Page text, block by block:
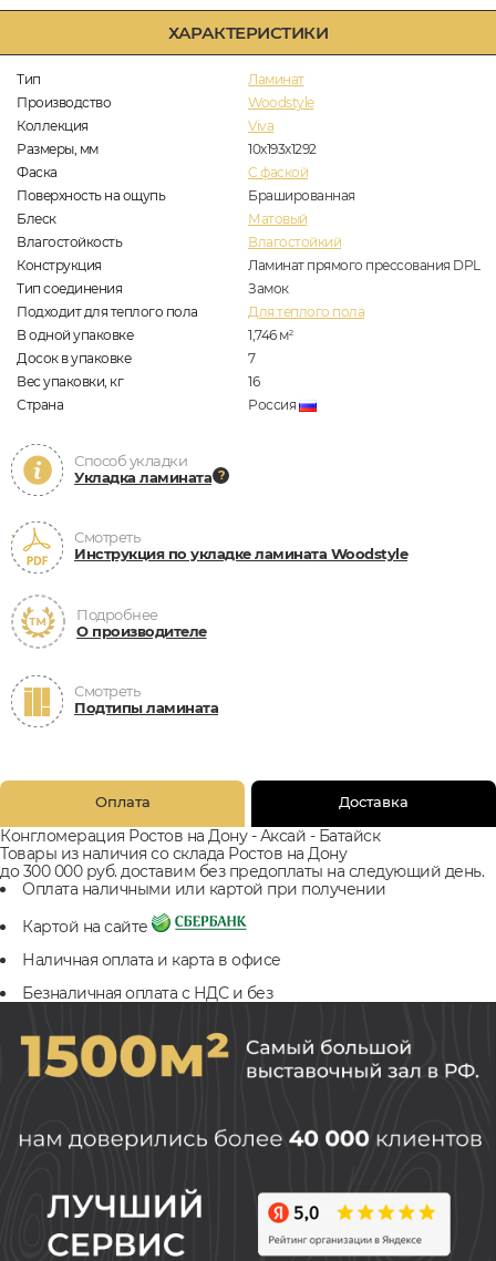
ХАРАКТЕРИСТИКИ
Тип
Ламинат
Производство
Woodstyle
Коллекция
Viva
Размеры, мм
10х193х1292
Фаска
C фаской
Поверхность на ощупь
Брашированная
Блеск
Матовый
Влагостойкость
Влагостойкий
Конструкция
Ламинат прямого прессования DPL
Тип соединения
Замок
Подходит для теплого пола
Для теплого пола
В одной упаковке
1,746 м2
Досок в упаковке
7
Вес упаковки, кг
16
Страна
Россия
Способ укладки
Укладка ламината
Смотреть
Инструкция по укладке ламината Woodstyle
Подробнее
О производителе
Смотреть
Подтипы ламината
Оплата Доставка
Конгломерация Ростов на Дону - Аксай - Батайск
Товары из наличия со склада Ростов на Дону
до 300 000 руб. доставим без предоплаты на следующий день.
Оплата наличными или картой при получении
Картой на сайте
Наличная оплата и карта в офисе
Безналичная оплата с НДС и без